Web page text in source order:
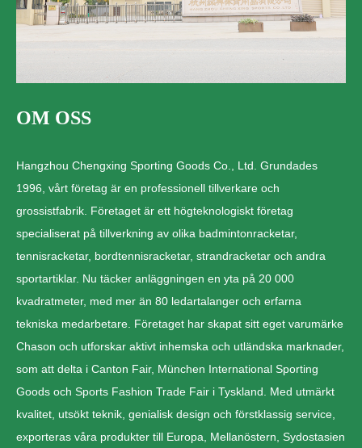
OM OSS
Hangzhou Chengxing Sporting Goods Co., Ltd. Grundades
1996, vårt företag är en professionell tillverkare och
grossistfabrik. Företaget är ett högteknologiskt företag
specialiserat på tillverkning av olika badmintonracketar,
tennisracketar, bordtennisracketar, strandracketar och andra
sportartiklar. Nu täcker anläggningen en yta på 20 000
kvadratmeter, med mer än 80 ledartalanger och erfarna
tekniska medarbetare. Företaget har skapat sitt eget varumärke
Chason och utforskar aktivt inhemska och utländska marknader,
som att delta i Canton Fair, München International Sporting
Goods och Sports Fashion Trade Fair i Tyskland. Med utmärkt
kvalitet, utsökt teknik, genialisk design och förstklassig service,
exporteras våra produkter till Europa, Mellanöstern, Sydostasien